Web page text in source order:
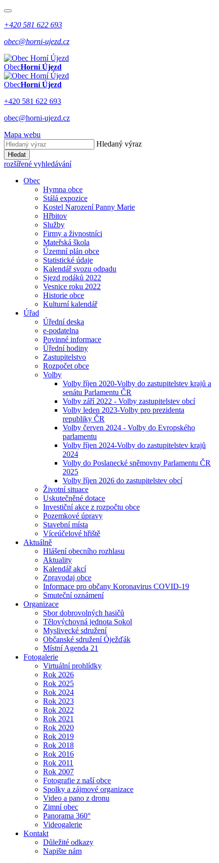
+420 581 622 693
obec@horni-ujezd.cz
ObecHorní Újezd
ObecHorní Újezd
+420 581 622 693
obec@horni-ujezd.cz
Mapa webu
Hledaný výraz
Hledat
rozšířené vyhledávání
Obec
Hymna obce
Stálá expozice
Kostel Narození Panny Marie
Hřbitov
Služby
Firmy a živnostníci
Mateřská škola
Územní plán obce
Statistické údaje
Kalendář svozu odpadu
Sjezd rodáků 2022
Vesnice roku 2022
Historie obce
Kulturní kalendář
Úřad
Úřední deska
e-podatelna
Povinné informace
Úřední hodiny
Zastupitelstvo
Rozpočet obce
Volby
Volby říjen 2020-Volby do zastupitelstev krajů a
senátu Parlamentu ČR
Volby září 2022 - Volby zastupitelstev obcí
Volby leden 2023-Volby pro prezidenta
republiky ČR
Volby červen 2024 - Volby do Evropského
parlamentu
Volby říjen 2024-Volby do zastupitelstev krajů
2024
Volby do Poslanecké sněmovny Parlamentu ČR
2025
Volby říjen 2026 do zastupitelstev obcí
Životní situace
Uskutečněné dotace
Investiční akce z rozpočtu obce
Pozemkové úpravy
Stavební místa
Víceúčelové hřiště
Aktuálně
Hlášení obecního rozhlasu
Aktuality
Kalendář akcí
Zpravodaj obce
Informace pro občany Koronavirus COVID-19
Smuteční oznámení
Organizace
Sbor dobrovolných hasičů
Tělovýchovná jednota Sokol
Myslivecké sdružení
Občanské sdružení Óježďák
Místní Agenda 21
Fotogalerie
Virtuální prohlídky
Rok 2026
Rok 2025
Rok 2024
Rok 2023
Rok 2022
Rok 2021
Rok 2020
Rok 2019
Rok 2018
Rok 2016
Rok 2011
Rok 2007
Fotografie z naší obce
Spolky a zájmové organizace
Video a pano z dronu
Zimní obec
Panorama 360°
Videogalerie
Kontakt
Důležité odkazy
Napište nám